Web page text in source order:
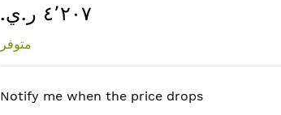
٤٬٢٠٧ ر.ي.‏
متوفر
Notify me when the price drops